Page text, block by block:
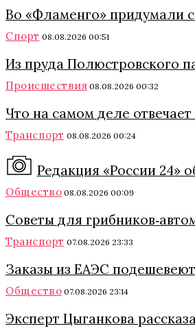
Во «Фламенго» придумали
Спорт 08.08.2026 00:51
Из пруда Полюстровского
Происшествия 08.08.2026 00:32
Что на самом деле
Транспорт 08.08.2026 00:24
Редакция «России 24»
Общество 08.08.2026 00:09
Советы для
Транспорт 07.08.2026 23:33
Заказы из ЕАЭС
Общество 07.08.2026 23:14
Эксперт Цыганкова